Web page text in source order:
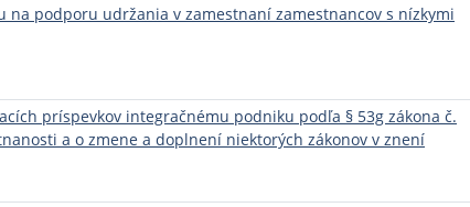
na podporu udržania v zamestnaní zamestnancov s nízkymi
príspevkov integračnému podniku podľa § 53g zákona č.
a o zmene a doplnení niektorých zákonov v znení